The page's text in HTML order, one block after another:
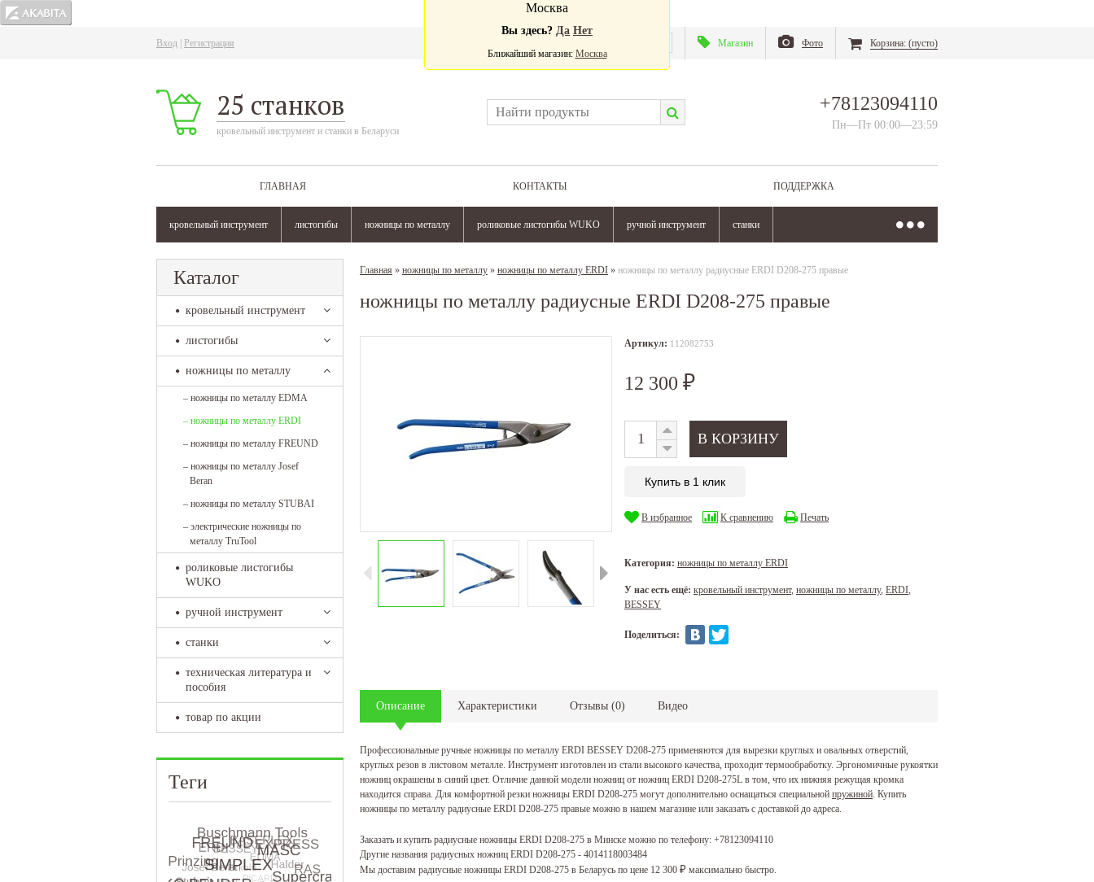
Вход Регистрация Магазин Фото Корзина: (пусто)
25 станков
кровельный инструмент и станки в Беларуси
+78123094110
Пн—Пт 00:00—23:59
ГЛАВНАЯ КОНТАКТЫ ПОДДЕРЖКА
кровельный инструмент листогибы ножницы по металлу роликовые листогибы WUKO ручной инструмент станки
Москва
Вы здесь? Да Нет
Ближайший магазин: Москва
Каталог
кровельный инструмент
листогибы
ножницы по металлу
– ножницы по металлу EDMA
– ножницы по металлу ERDI
– ножницы по металлу FREUND
– ножницы по металлу Josef
Beran
– ножницы по металлу STUBAI
– электрические ножницы по
металлу TruTool
роликовые листогибы
WUKO
ручной инструмент
станки
техническая литература и
пособия
товар по акции
Теги
Главная » ножницы по металлу » ножницы по металлу ERDI » ножницы по металлу радиусные ERDI D208-275 правые
ножницы по металлу радиусные ERDI D208-275 правые
Артикул: 112082753
12 300 ₽
Купить в 1 клик
В избранное К сравнению Печать
Категория: ножницы по металлу ERDI
У нас есть ещё: кровельный инструмент, ножницы по металлу, ERDI
BESSEY
Поделиться:
Описание Характеристики Отзывы (0) Видео
Профессиональные ручные ножницы по металлу ERDI BESSEY D208-275 применяются для вырезки круглых и овальных отверстий,
круглых резов в листовом металле. Инструмент изготовлен из стали высокого качества, проходит термообработку. Эргономичные рукоятки
ножниц окрашены в синий цвет. Отличие данной модели ножниц от ножниц ERDI D208-275L в том, что их нижняя режущая кромка
находится справа. Для комфортной резки ножницы ERDI D208-275 могут дополнительно оснащаться специальной пружиной . Купить
ножницы по металлу радиусные ERDI D208-275 правые можно в нашем магазине или заказать с доставкой до адреса.
Заказать и купить радиусные ножницы ERDI D208-275 в Минске можно по телефону: +78123094110
Другие названия радиусных ножниц ERDI D208-275 - 4014118003484
Мы доставим радиусные ножницы ERDI D208-275 в Беларусь по цене 12 300 ₽ максимально быстро.